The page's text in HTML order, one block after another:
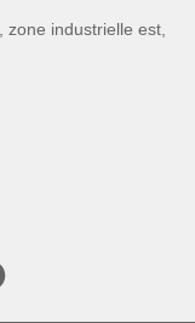
zone industrielle est,